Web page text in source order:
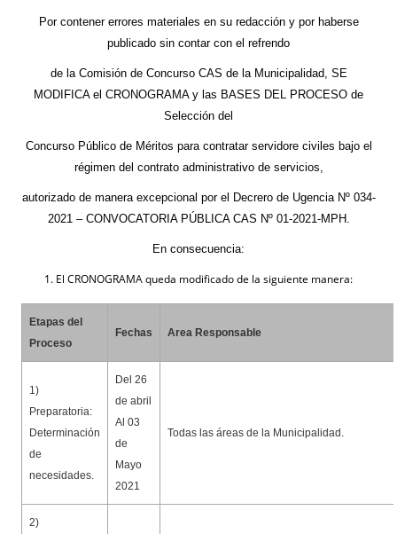
Por contener errores materiales en su redacción y por haberse
publicado sin contar con el refrendo
de la Comisión de Concurso CAS de la Municipalidad, SE
MODIFICA el CRONOGRAMA y las BASES DEL PROCESO de
Selección del
Concurso Público de Méritos para contratar servidore civiles bajo el
régimen del contrato administrativo de servicios,
autorizado de manera excepcional por el Decrero de Ugencia Nº 034-
2021 – CONVOCATORIA PÚBLICA CAS Nº 01-2021-MPH.
En consecuencia:
1. El CRONOGRAMA queda modificado de la siguiente manera:
Etapas del
Proceso
Fechas Area Responsable
1)
Preparatoria:
Determinación
de
necesidades.
Del 26
de abril
Al 03
de
Mayo
2021
Todas las áreas de la Municipalidad.
2)